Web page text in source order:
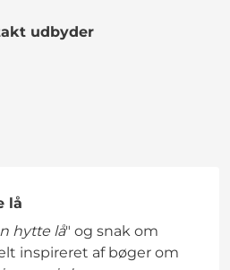
udbyder
lå
hytte lå" og snak om
inspireret af bøger om